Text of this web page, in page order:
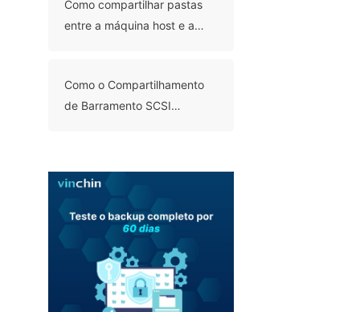
Como compartilhar pastas
entre a máquina host e a
Como o Compartilhamento
de Barramento SCSI